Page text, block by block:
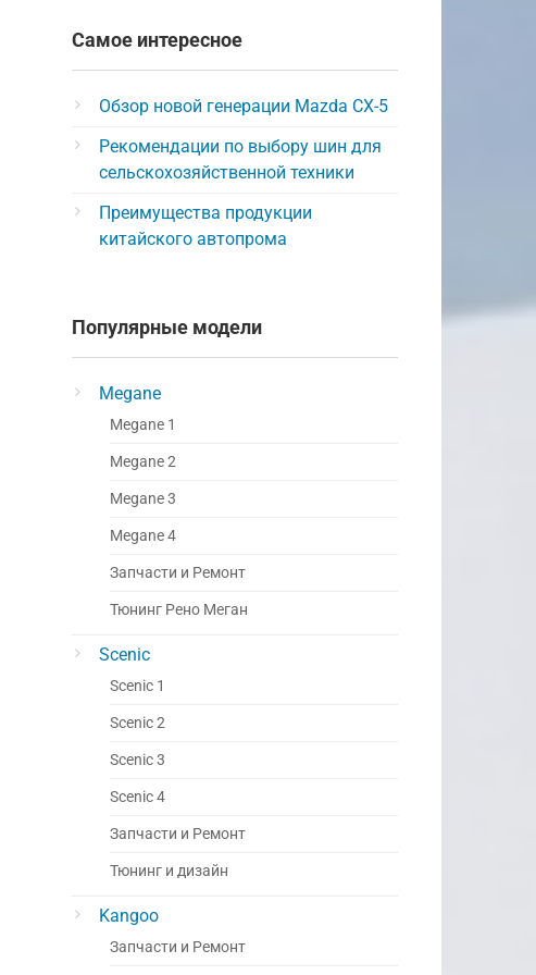
Самое интересное
Обзор новой генерации Mazda CX-5
Рекомендации по выбору шин для
сельскохозяйственной техники
Преимущества продукции
китайского автопрома
Популярные модели
Megane
Megane 1
Megane 2
Megane 3
Megane 4
Запчасти и Ремонт
Тюнинг Рено Меган
Scenic
Scenic 1
Scenic 2
Scenic 3
Scenic 4
Запчасти и Ремонт
Тюнинг и дизайн
Kangoo
Запчасти и Ремонт